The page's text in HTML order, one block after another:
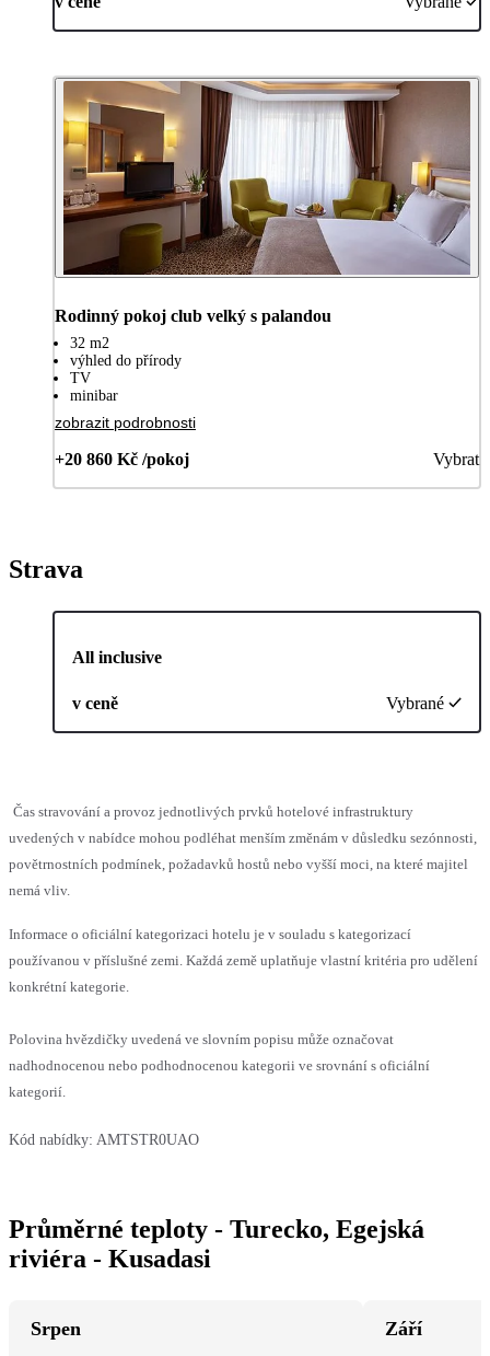
Rodinný pokoj club velký s palandou
32 m2
výhled do přírody
TV
minibar
zobrazit podrobnosti
+20 860 Kč /pokoj Vybrat
Strava
All inclusive
v ceně Vybrané
Čas stravování a provoz jednotlivých prvků hotelové infrastruktury
uvedených v nabídce mohou podléhat menším změnám v důsledku sezónnosti,
povětrnostních podmínek, požadavků hostů nebo vyšší moci, na které majitel
nemá vliv.
Informace o oficiální kategorizaci hotelu je v souladu s kategorizací
používanou v příslušné zemi. Každá země uplatňuje vlastní kritéria pro udělení
konkrétní kategorie.
Polovina hvězdičky uvedená ve slovním popisu může označovat
nadhodnocenou nebo podhodnocenou kategorii ve srovnání s oficiální
kategorií.
Kód nabídky: AMTSTR0UAO
Průměrné teploty - Turecko, Egejská
riviéra - Kusadasi
Srpen
Září